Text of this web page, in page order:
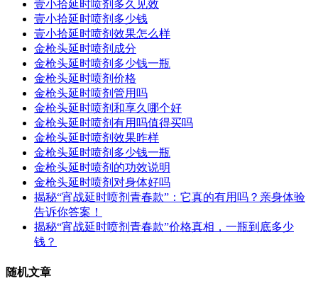
壹小拾延时喷剂多久见效
壹小拾延时喷剂多少钱
壹小拾延时喷剂效果怎么样
金枪头延时喷剂成分
金枪头延时喷剂多少钱一瓶
金枪头延时喷剂价格
金枪头延时喷剂管用吗
金枪头延时喷剂和享久哪个好
金枪头延时喷剂有用吗值得买吗
金枪头延时喷剂效果昨样
金枪头延时喷剂多少钱一瓶
金枪头延时喷剂的功效说明
金枪头延时喷剂对身体好吗
揭秘“宵战延时喷剂青春款”：它真的有用吗？亲身体验
告诉你答案！
揭秘“宵战延时喷剂青春款”价格真相，一瓶到底多少
钱？
随机文章